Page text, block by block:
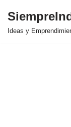
Saltar
Ideas y